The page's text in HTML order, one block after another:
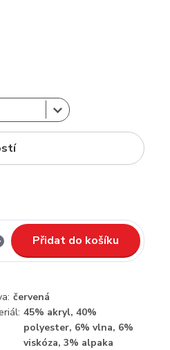
Přidat do košíku
červená
45% akryl, 40%
polyester, 6% vlna, 6%
viskóza, 3% alpaka